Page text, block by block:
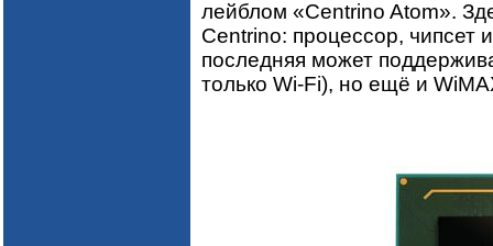
лейблом «Centrino Atom».
Centrino: процессор, чипсет
последняя может
только Wi-Fi), но ещё и